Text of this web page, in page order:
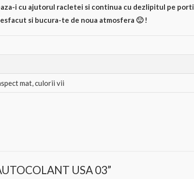
i cu ajutorul racletei si continua cu dezlipitul pe
si bucura-te de noua atmosfera 🙂 !
mat, culorii vii
USA 03”